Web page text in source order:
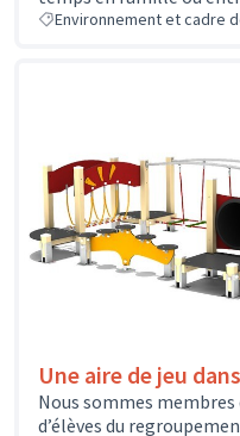
Environnement et cadre
Une aire de jeu
Nous sommes
d’élèves du